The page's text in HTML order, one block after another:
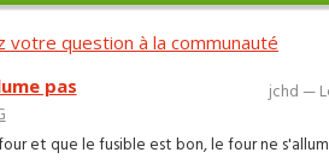
votre question à la communauté
jchd —
pas
et que le fusible est bon, le four ne